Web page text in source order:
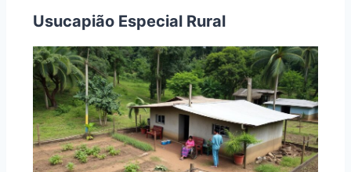
Usucapião Especial Rural